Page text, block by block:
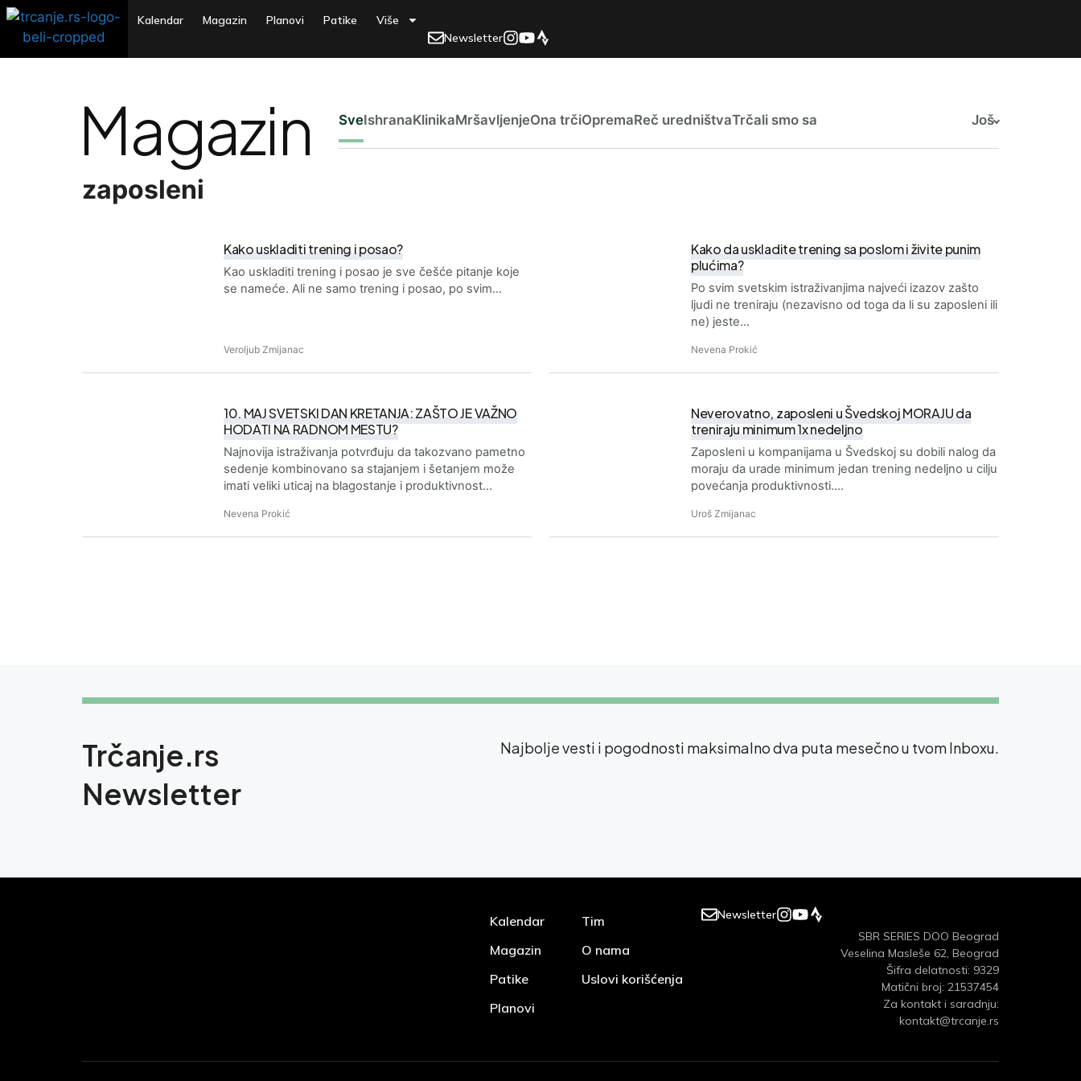
Kalendar Magazin Planovi Patike
Više
Newsletter
Magazin SveIshranaKlinikaMršavljenjeOna trčiOpremaReč uredništvaTrčali smo sa Još
zaposleni
Kako uskladiti trening i posao?
Kao uskladiti trening i posao je sve češće pitanje koje
se nameće. Ali ne samo trening i posao, po svim…
Veroljub Zmijanac
Kako da uskladite trening sa poslom i živite punim
plućima?
Po svim svetskim istraživanjima najveći izazov zašto
ljudi ne treniraju (nezavisno od toga da li su zaposleni ili
ne) jeste…
Nevena Prokić
10. MAJ SVETSKI DAN KRETANJA: ZAŠTO JE VAŽNO
HODATI NA RADNOM MESTU?
Najnovija istraživanja potvrđuju da takozvano pametno
sedenje kombinovano sa stajanjem i šetanjem može
imati veliki uticaj na blagostanje i produktivnost…
Nevena Prokić
Neverovatno, zaposleni u Švedskoj MORAJU da
treniraju minimum 1x nedeljno
Zaposleni u kompanijama u Švedskoj su dobili nalog da
moraju da urade minimum jedan trening nedeljno u cilju
povećanja produktivnosti.…
Uroš Zmijanac
Trčanje.rs
Newsletter
Najbolje vesti i pogodnosti maksimalno dva puta mesečno u tvom Inboxu.
Kalendar
Magazin
Patike
Planovi
Tim
O nama
Uslovi korišćenja
Newsletter
SBR SERIES DOO Beograd
Veselina Masleše 62, Beograd
Šifra delatnosti: 9329
Matični broj: 21537454
Za kontakt i saradnju:
kontakt@trcanje.rs